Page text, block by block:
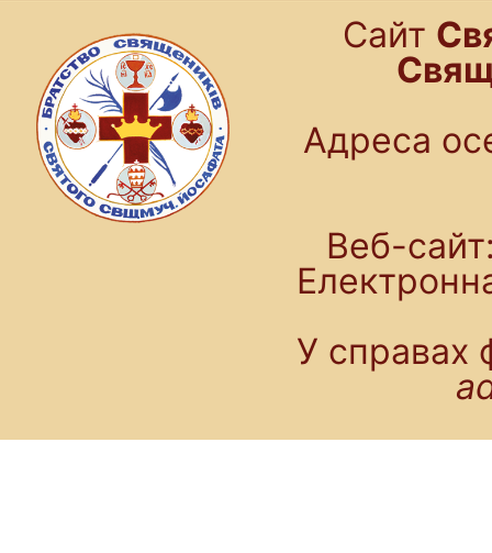
Cайт
Адреса
Веб-
У справах